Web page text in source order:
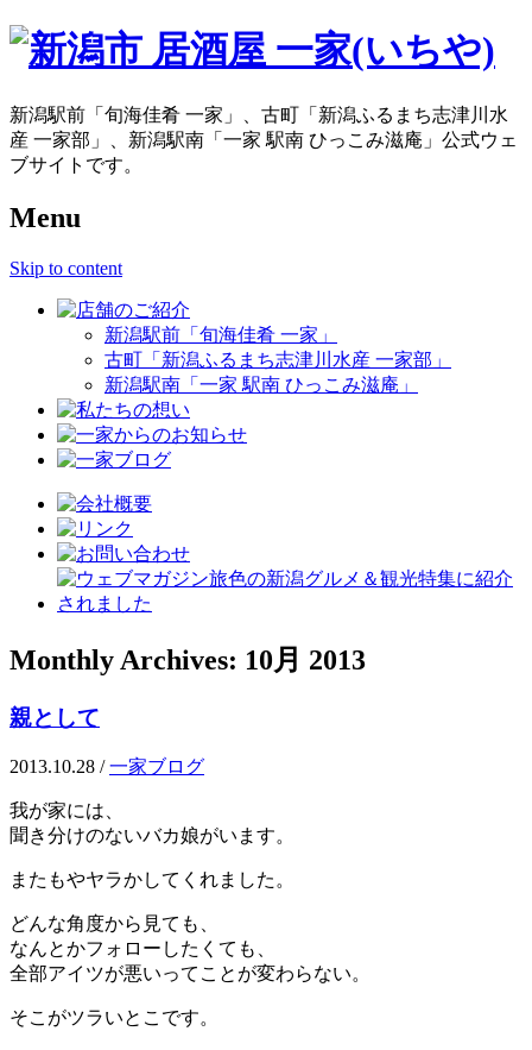
新潟駅前「旬海佳肴 一家」、古町「新潟ふるまち志津川水
産 一家部」、新潟駅南「一家 駅南 ひっこみ滋庵」公式ウェ
ブサイトです。
Menu
Skip to content
新潟駅前「旬海佳肴 一家」
古町「新潟ふるまち志津川水産 一家部」
新潟駅南「一家 駅南 ひっこみ滋庵」
Monthly Archives: 10月 2013
親として
2013.10.28 /一家ブログ
我が家には、
聞き分けのないバカ娘がいます。
またもやヤラかしてくれました。
どんな角度から見ても、
なんとかフォローしたくても、
全部アイツが悪いってことが変わらない。
そこがツラいとこです。